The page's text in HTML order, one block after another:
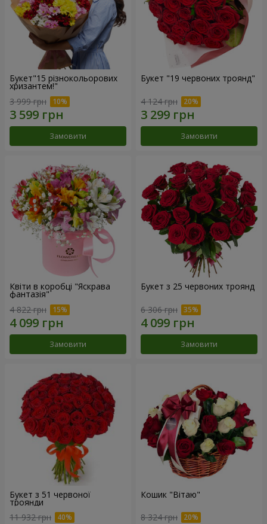
Букет"15 різнокольорових
хризантем!"
3 999 грн
Замовити
Букет "19 червоних троянд"
4 124 грн
Замовити
Квіти в коробці "Яскрава
фантазія"
4 822 грн
Замовити
Букет з 25 червоних троянд
6 306 грн
Замовити
Букет з 51 червоної
троянди
11 932 грн
Кошик "Вітаю"
8 324 грн